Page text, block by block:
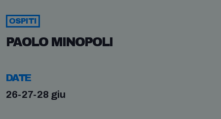
OSPITI
PAOLO MINOPOLI
DATE
26-27-28 giu